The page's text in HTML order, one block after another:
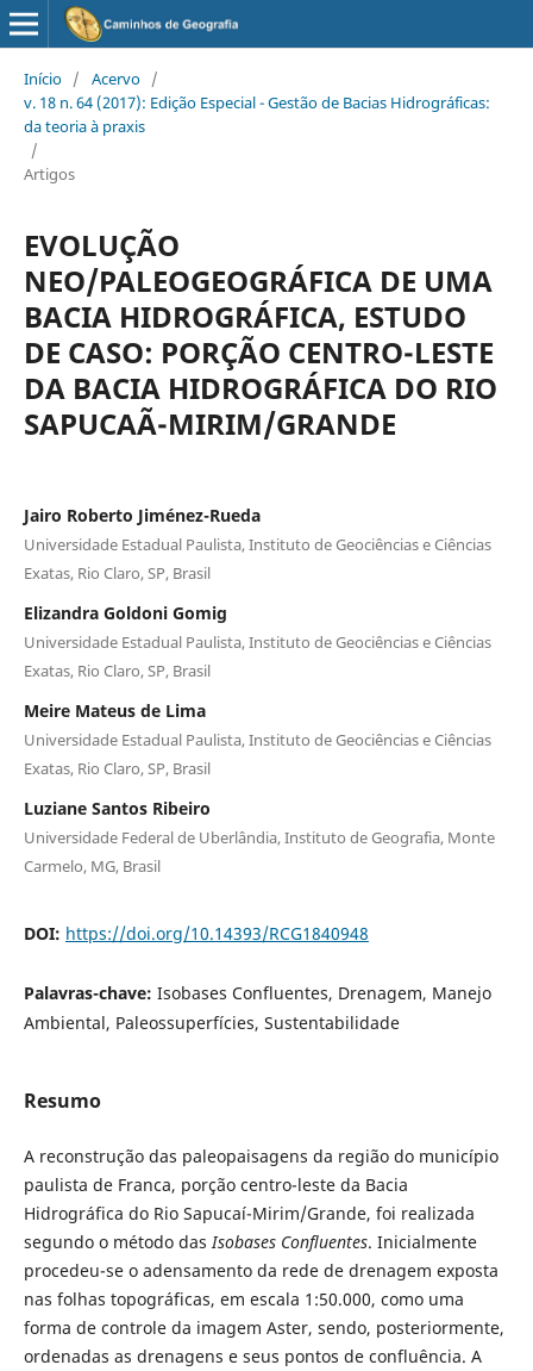
Início / Acervo /
v. 18 n. 64 (2017): Edição Especial - Gestão de Bacias Hidrográficas:
da teoria à praxis
/
Artigos
EVOLUÇÃO
NEO/PALEOGEOGRÁFICA DE UMA
BACIA HIDROGRÁFICA, ESTUDO
DE CASO: PORÇÃO CENTRO-LESTE
DA BACIA HIDROGRÁFICA DO RIO
SAPUCAÃ-MIRIM/GRANDE
Jairo Roberto Jiménez-Rueda
Universidade Estadual Paulista, Instituto de Geociências e Ciências
Exatas, Rio Claro, SP, Brasil
Elizandra Goldoni Gomig
Universidade Estadual Paulista, Instituto de Geociências e Ciências
Exatas, Rio Claro, SP, Brasil
Meire Mateus de Lima
Universidade Estadual Paulista, Instituto de Geociências e Ciências
Exatas, Rio Claro, SP, Brasil
Luziane Santos Ribeiro
Universidade Federal de Uberlândia, Instituto de Geografia, Monte
Carmelo, MG, Brasil
DOI: https://doi.org/10.14393/RCG1840948
Palavras-chave: Isobases Confluentes, Drenagem, Manejo
Ambiental, Paleossuperfícies, Sustentabilidade
Resumo
A reconstrução das paleopaisagens da região do município
paulista de Franca, porção centro-leste da Bacia
Hidrográfica do Rio Sapucaí-Mirim/Grande, foi realizada
segundo o método dasIsobases Confluentes. Inicialmente
procedeu-se o adensamento da rede de drenagem exposta
nas folhas topográficas, em escala 1:50.000, como uma
forma de controle da imagem Aster, sendo, posteriormente,
ordenadas as drenagens e seus pontos de confluência. A